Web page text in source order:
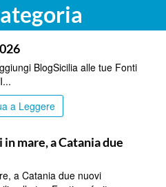
BlogSicilia alle tue Fonti
a Leggere
mare, a Catania due
a Catania due nuovi